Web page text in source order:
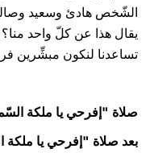
الشّخص هادئ وسعيد
يقال هذا عن كلّ واحد
تساعدنا لنكون مبشِّرين
صلاة "إفرحي يا ملكة
بعد صلاة "إفرحي يا ملكة